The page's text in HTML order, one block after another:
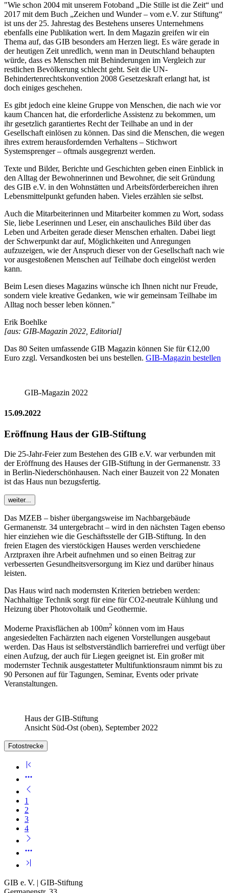
"Wie schon 2004 mit unserem Fotoband „Die Stille ist die Zeit“ und
2017 mit dem Buch „Zeichen und Wunder – vom e.V. zur Stiftung“
ist uns der 25. Jahrestag des Bestehens unseres Unternehmens
ebenfalls eine Publikation wert. In dem Magazin greifen wir ein
Thema auf, das GIB besonders am Herzen liegt. Es wäre gerade in
der heutigen Zeit unredlich, wenn man in Deutschland behaupten
würde, dass es Menschen mit Behinderungen im Vergleich zur
restlichen Bevölkerung schlecht geht. Seit die UN-
Behindertenrechtskonvention 2008 Gesetzeskraft erlangt hat, ist
doch einiges geschehen.
Es gibt jedoch eine kleine Gruppe von Menschen, die nach wie vor
kaum Chancen hat, die erforderliche Assistenz zu bekommen, um
ihr gesetzlich garantiertes Recht der Teilhabe an und in der
Gesellschaft einlösen zu können. Das sind die Menschen, die wegen
ihres extrem herausfordernden Verhaltens – Stichwort
Systemsprenger – oftmals ausgegrenzt werden.
Texte und Bilder, Berichte und Geschichten geben einen Einblick in
den Alltag der Bewohnerinnen und Bewohner, die seit Gründung
des GIB e.V. in den Wohnstätten und Arbeitsförderbereichen ihren
Lebensmittelpunkt gefunden haben. Vieles erzählen sie selbst.
Auch die Mitarbeiterinnen und Mitarbeiter kommen zu Wort, sodass
Sie, liebe Leserinnen und Leser, ein anschauliches Bild über das
Leben und Arbeiten gerade dieser Menschen erhalten. Dabei liegt
der Schwerpunkt dar auf, Möglichkeiten und Anregungen
aufzuzeigen, wie der Anspruch dieser von der Gesellschaft nach wie
vor ausgestoßenen Menschen auf Teilhabe doch eingelöst werden
kann.
Beim Lesen dieses Magazins wünsche ich Ihnen nicht nur Freude,
sondern viele kreative Gedanken, wie wir gemeinsam Teilhabe im
Alltag noch besser leben können."
Erik Boehlke
[aus: GIB-Magazin 2022, Editorial]
Das 80 Seiten umfassende GIB Magazin können Sie für €12,00
Euro zzgl. Versandkosten bei uns bestellen. GIB-Magazin bestellen
GIB-Magazin 2022
15.09.2022
Eröffnung Haus der GIB-Stiftung
Die 25-Jahr-Feier zum Bestehen des GIB e.V. war verbunden mit
der Eröffnung des Hauses der GIB-Stiftung in der Germanenstr. 33
in Berlin-Niederschönhausen. Nach einer Bauzeit von 22 Monaten
ist das Haus nun bezugsfertig.
weiter...
Das MZEB – bisher übergangsweise im Nachbargebäude
Germanenstr. 34 untergebracht – wird in den nächsten Tagen ebenso
hier einziehen wie die Geschäftsstelle der GIB-Stiftung. In den
freien Etagen des vierstöckigen Hauses werden verschiedene
Arztpraxen ihre Arbeit aufnehmen und so einen Beitrag zur
verbesserten Gesundheitsversorgung im Kiez und darüber hinaus
leisten.
Das Haus wird nach modernsten Kriterien betrieben werden:
Nachhaltige Technik sorgt für eine für CO2-neutrale Kühlung und
Heizung über Photovoltaik und Geothermie.
Moderne Praxisflächen ab 100m2 können vom im Haus
angesiedelten Fachärzten nach eigenen Vorstellungen ausgebaut
werden. Das Haus ist selbstverständlich barrierefrei und verfügt über
einen Aufzug, der auch für Liegen geeignet ist. Ein großer mit
modernster Technik ausgestatteter Multifunktionsraum nimmt bis zu
90 Personen auf für Tagungen, Seminar, Events oder private
Veranstaltungen.
Haus der GIB-Stiftung
Ansicht Süd-Ost (oben), September 2022
Fotostrecke
1
2
3
4
GIB e. V. | GIB-Stiftung